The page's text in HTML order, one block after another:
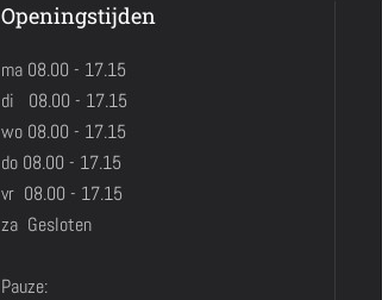
Openingstijden
ma 08.00 - 17.15
di 08.00 - 17.15
wo 08.00 - 17.15
do 08.00 - 17.15
vr 08.00 - 17.15
za Gesloten
Pauze: